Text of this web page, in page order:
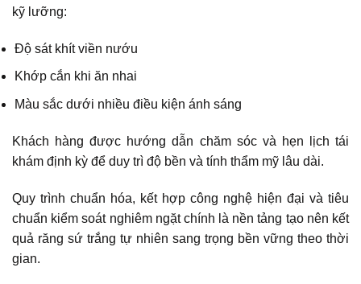
kỹ lưỡng:
Độ sát khít viền nướu
Khớp cắn khi ăn nhai
Màu sắc dưới nhiều điều kiện ánh sáng
Khách hàng được hướng dẫn chăm sóc và hẹn lịch tái
khám định kỳ để duy trì độ bền và tính thẩm mỹ lâu dài.
Quy trình chuẩn hóa, kết hợp công nghệ hiện đại và tiêu
chuẩn kiểm soát nghiêm ngặt chính là nền tảng tạo nên kết
quả răng sứ trắng tự nhiên sang trọng bền vững theo thời
gian.